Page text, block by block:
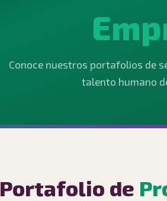
Conoce nuestros portafolios de
talento humano
Portafolio de